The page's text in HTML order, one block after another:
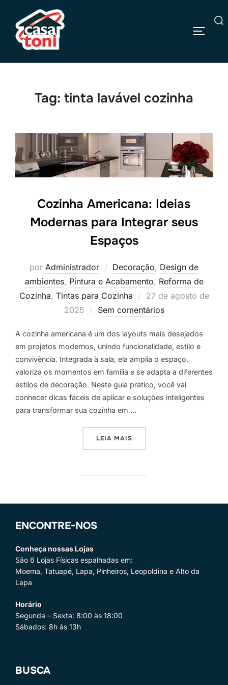
conteúdo
Pesquisar
Tag: tinta lavável cozinha
Cozinha Americana: Ideias
Modernas para Integrar seus
Espaços
por Administrador Decoração, Design de
ambientes, Pintura e Acabamento, Reforma de
Cozinha, Tintas para Cozinha
Postado
em
27 de agosto de
2025
Sem comentários
A cozinha americana é um dos layouts mais desejados
em projetos modernos, unindo funcionalidade, estilo e
convivência. Integrada à sala, ela amplia o espaço,
valoriza os momentos em família e se adapta a diferentes
estilos de decoração. Neste guia prático, você vai
conhecer dicas fáceis de aplicar e soluções inteligentes
para transformar sua cozinha em …
LEIA MAIS“COZINHA AMERICANA:
ENCONTRE-NOS
Conheça nossas Lojas
São 6 Lojas Físicas espalhadas em:
Moema, Tatuapé, Lapa, Pinheiros, Leopoldina e Alto da
Lapa
Horário
Segunda – Sexta: 8:00 às 18:00
Sábados: 8h às 13h
BUSCA